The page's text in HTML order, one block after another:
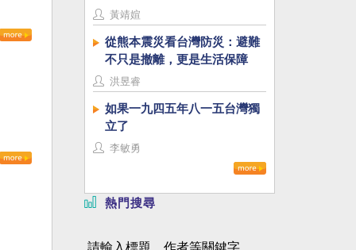
黃靖媗
從熊本震災看台灣防災：避難
不只是撤離，更是生活保障
洪昱睿
如果一九四五年八一五台灣獨
立了
李敏勇
熱門搜尋
請輸入標題、作者等關鍵字